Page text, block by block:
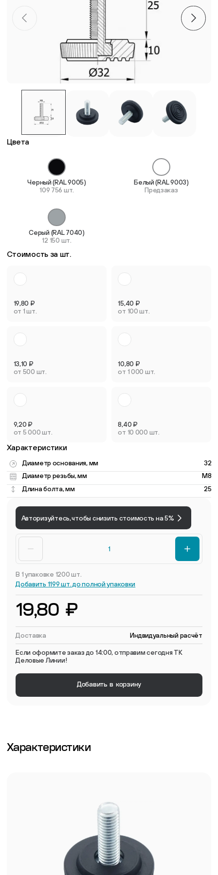
Цвета
Черный (RAL 9005)
109 756 шт.
Белый (RAL 9003)
Предзаказ
Серый (RAL 7040)
12 150 шт.
Стоимость за шт.
19,80 ₽
от 1 шт.
15,40 ₽
от 100 шт.
13,10 ₽
от 500 шт.
10,80 ₽
от 1 000 шт.
9,20 ₽
от 5 000 шт.
8,40 ₽
от 10 000 шт.
Характеристики
Диаметр основания, мм
32
Диаметр резьбы, мм
M8
Длина болта, мм
25
Авторизуйтесь, чтобы снизить стоимость на 5%
В 1 упаковке 1200 шт.
Добавить 1199 шт. до полной упаковки
19,80 ₽
Доставка Индвидуальный расчёт
Если оформите заказ до 14:00, отправим сегодня ТК
Деловые Линии!
Добавить в корзину
Характеристики
Пластиковые столешницы для школьных парт
Комплектующие для мебели
Система выравнивания плитки
Дюбель